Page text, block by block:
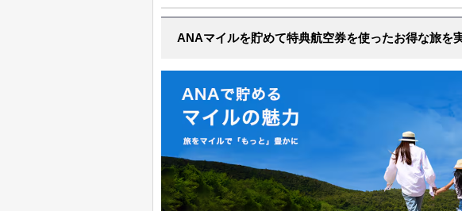
ANAマイルを貯めて特典航空券を使ったお得な旅を